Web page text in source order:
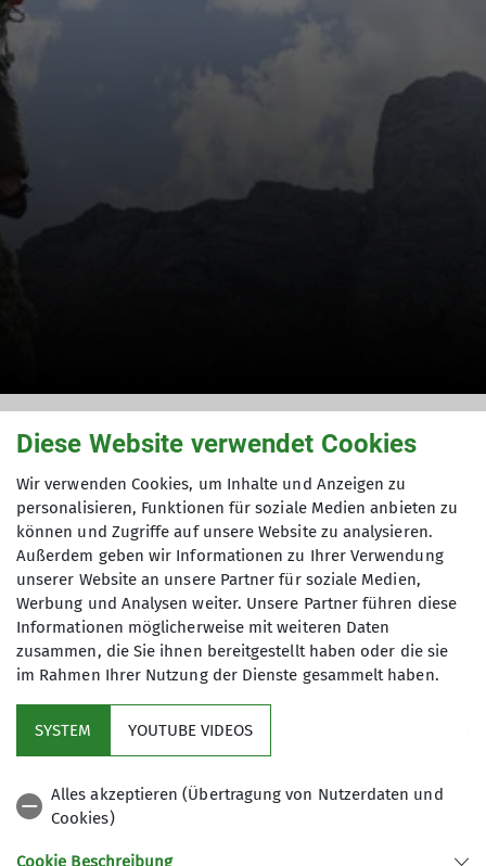
Mitglied werden
24.06.2022
Sie genießen sofort alle Vorzüge einer
Alpenvereins-Mitgliedschaft. Sie können den
vorläufigen Ausweis nach der Anmeldung
ausdrucken. Den Original‑ Mitgliedsausweis
erhalten Sie ein paar Tage später per Post.
HIER ONLINE MITGLIED WERDEN
Diese Website verwendet Cookies
Wir verwenden Cookies, um Inhalte und Anzeigen zu
personalisieren, Funktionen für soziale Medien anbieten zu
können und Zugriffe auf unsere Website zu analysieren.
Außerdem geben wir Informationen zu Ihrer Verwendung
unserer Website an unsere Partner für soziale Medien,
Werbung und Analysen weiter. Unsere Partner führen diese
Informationen möglicherweise mit weiteren Daten
zusammen, die Sie ihnen bereitgestellt haben oder die sie
im Rahmen Ihrer Nutzung der Dienste gesammelt haben.
SYSTEM YOUTUBE VIDEOS
Alles akzeptieren (Übertragung von Nutzerdaten und
Cookies)
Cookie Beschreibung